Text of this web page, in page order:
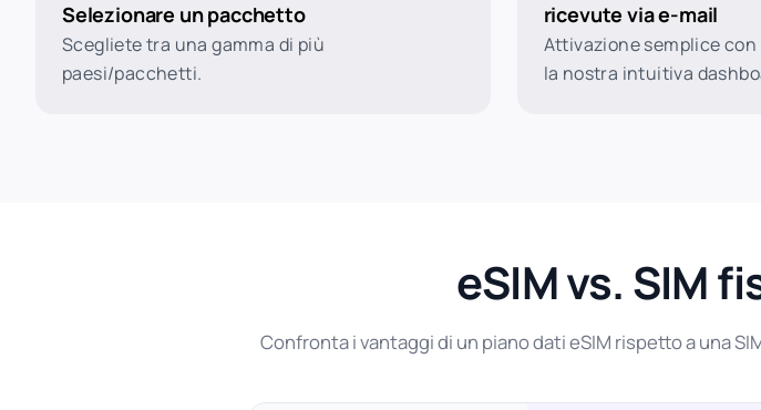
Selezionare un pacchetto
Scegliete tra una gamma di più
paesi/pacchetti.
ricevute via e-mail
Attivazione semplice
la nostra intuitiva
eSIM vs. SIM
Confronta i vantaggi di un piano dati eSIM rispetto a una